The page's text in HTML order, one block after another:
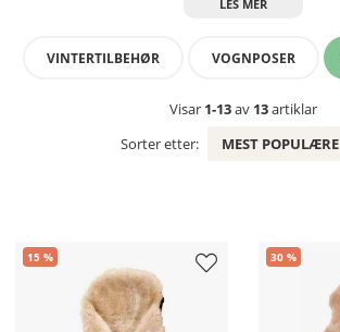
VINTERTILBEHØR VOGNPOSER
Visar 1-13av 13artiklar
Sorter etter:
MEST POPULÆRE
15 30